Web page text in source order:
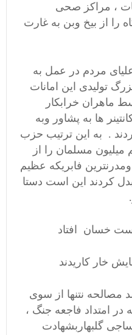
، مراکز صحی
را از بیخ وبن به غارت
مردم در عمل به
تولیدی این امانات
ماهران خرابکار
ها به پشاور وبه
. به این ترتیب حزب
میلیون مسلمان را از
فابریکه عظیم
کردند این است دستا
خسان افتاد
خار کاریدند
نتنها از سوی
در امتداد فاجعه جنگ ،
گلبهاربشهادت